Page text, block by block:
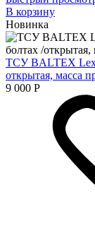
В корзину
Новинка
ТСУ BALTEX
открытая, масса
9 000 Р